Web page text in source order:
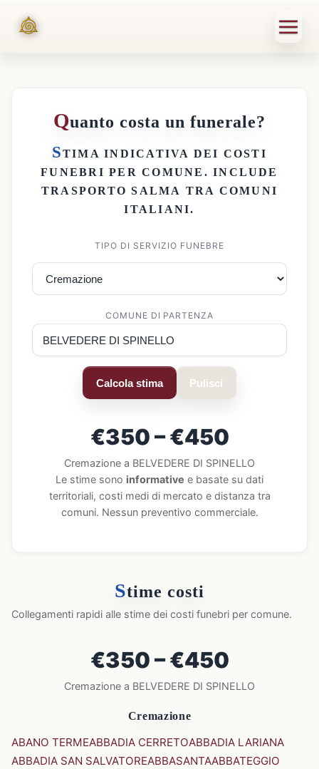
Quanto costa un funerale?
STIMA INDICATIVA DEI COSTI
FUNEBRI PER COMUNE . INCLUDE
TRASPORTO SALMA TRA COMUNI
ITALIANI.
TIPO DI SERVIZIO FUNEBRE
COMUNE DI PARTENZA
Calcola stima Pulisci
€350 – €450
Cremazione a BELVEDERE DI SPINELLO
Le stime sono informative e basate su dati
territoriali, costi medi di mercato e distanza tra
comuni. Nessun preventivo commerciale.
Stime costi
Collegamenti rapidi alle stime dei costi funebri per comune.
€350 – €450
Cremazione a BELVEDERE DI SPINELLO
Cremazione
ABANO TERMEABBADIA CERRETOABBADIA LARIANA
ABBADIA SAN SALVATOREABBASANTAABBATEGGIO